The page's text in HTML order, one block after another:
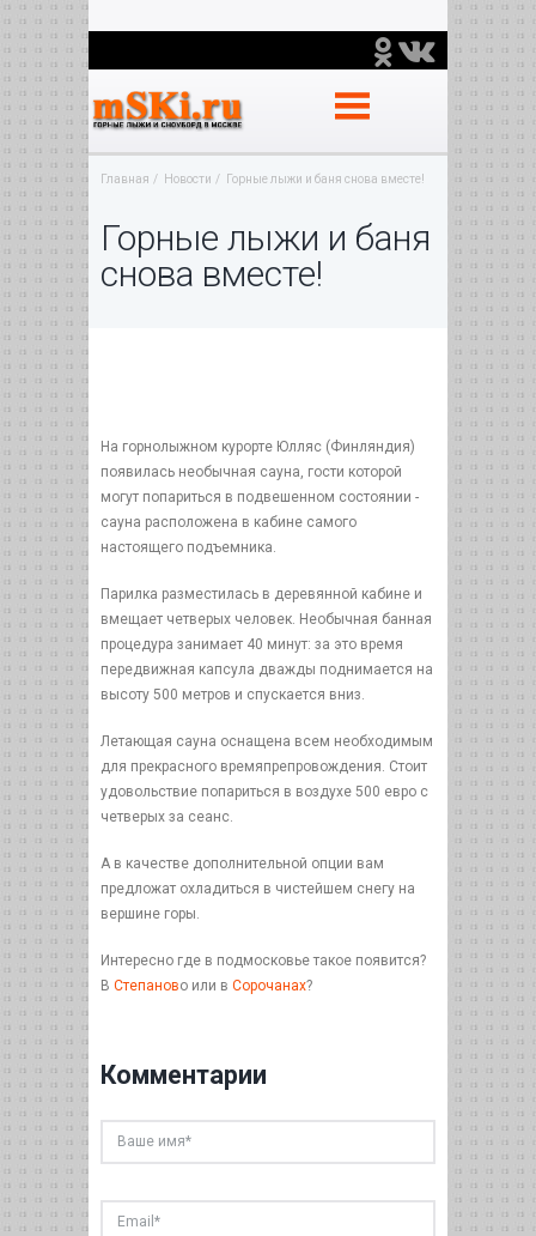
Главная Новости Горные лыжи и баня снова вместе!
Горные лыжи и баня
снова вместе!
На горнолыжном курорте Юлляс (Финляндия)
появилась необычная сауна, гости которой
могут попариться в подвешенном состоянии -
сауна расположена в кабине самого
настоящего подъемника.
Парилка разместилась в деревянной кабине и
вмещает четверых человек. Необычная банная
процедура занимает 40 минут: за это время
передвижная капсула дважды поднимается на
высоту 500 метров и спускается вниз.
Летающая сауна оснащена всем необходимым
для прекрасного времяпрепровождения. Стоит
удовольствие попариться в воздухе 500 евро с
четверых за сеанс.
А в качестве дополнительной опции вам
предложат охладиться в чистейшем снегу на
вершине горы.
Интересно где в подмосковье такое появится?
В Степаново или в Сорочанах?
Комментарии